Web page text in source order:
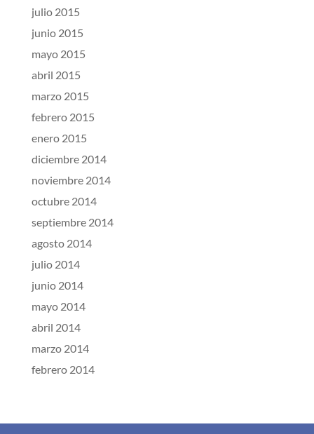
julio 2015
junio 2015
mayo 2015
abril 2015
marzo 2015
febrero 2015
enero 2015
diciembre 2014
noviembre 2014
octubre 2014
septiembre 2014
agosto 2014
julio 2014
junio 2014
mayo 2014
abril 2014
marzo 2014
febrero 2014